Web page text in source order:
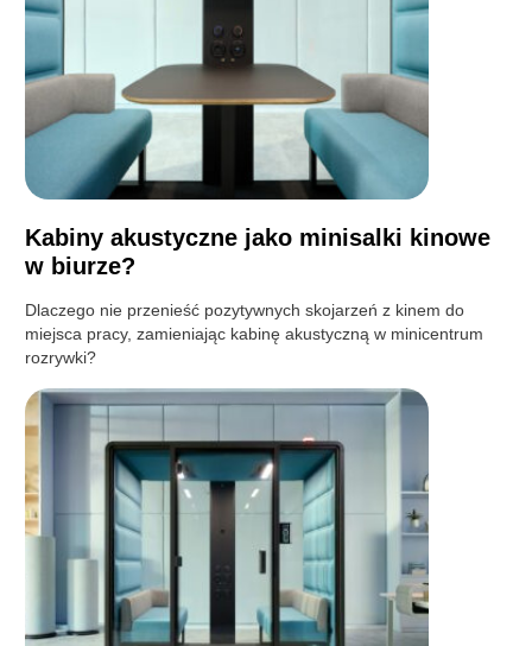
Kabiny akustyczne jako minisalki kinowe
w biurze?
Dlaczego nie przenieść pozytywnych skojarzeń z kinem do
miejsca pracy, zamieniając kabinę akustyczną w minicentrum
rozrywki?